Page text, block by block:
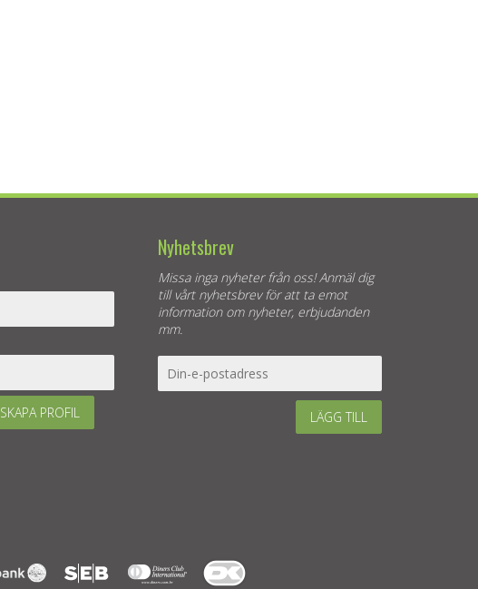
SKAPA PROFIL
Nyhetsbrev
Missa inga nyheter från oss! Anmäl dig
till vårt nyhetsbrev för att ta emot
information om nyheter, erbjudanden
mm.
LÄGG TILL